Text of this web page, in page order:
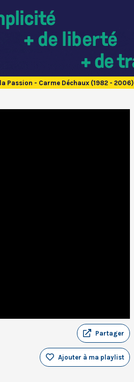
Passion - Carme Déchaux (1982 - 2006)
Partager
Ajouter à ma playlist